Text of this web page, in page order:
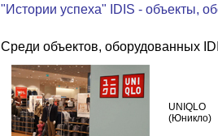
"Истории успеха" IDIS - объекты,
Среди объектов, оборудованных
UNIQLO
(Юникло)